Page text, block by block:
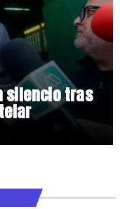
silencio tras